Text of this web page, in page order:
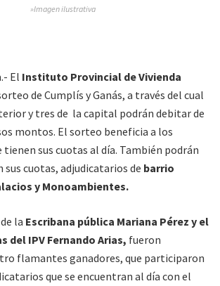
»Imagen ilustrativa
El Instituto Provincial de Vivienda
de Cumplís y Ganás, a través del cual
y tres de la capital podrán debitar de
montos. El sorteo beneficia a los
tienen sus cuotas al día. También podrán
cuotas, adjudicatarios de barrio
y Monoambientes.
la Escribana pública Mariana Pérez y el
del IPV Fernando Arias, fueron
flamantes ganadores, que participaron
que se encuentran al día con el